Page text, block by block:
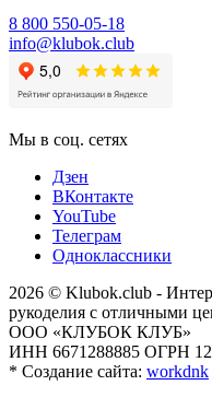
8 800 550-05-18
info@klubok.club
Мы в соц. сетях
Дзен
ВКонтакте
YouTube
Телеграм
Одноклассники
2026 © Klubok.club -
рукоделия с отличными
ООО «КЛУБОК КЛУБ»
ИНН 6671288885 ОГРН
* Создание сайта: workdnk